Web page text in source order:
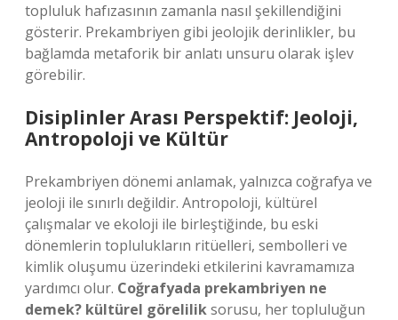
topluluk hafızasının zamanla nasıl şekillendiğini
gösterir. Prekambriyen gibi jeolojik derinlikler, bu
bağlamda metaforik bir anlatı unsuru olarak işlev
görebilir.
Disiplinler Arası Perspektif: Jeoloji,
Antropoloji ve Kültür
Prekambriyen dönemi anlamak, yalnızca coğrafya ve
jeoloji ile sınırlı değildir. Antropoloji, kültürel
çalışmalar ve ekoloji ile birleştiğinde, bu eski
dönemlerin toplulukların ritüelleri, sembolleri ve
kimlik oluşumu üzerindeki etkilerini kavramamıza
yardımcı olur. Coğrafyada prekambriyen ne
demek? kültürel göreliliksorusu, her topluluğun